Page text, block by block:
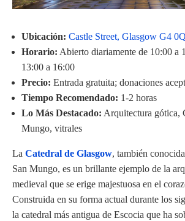
Ubicación: Castle Street, Glasgow G4
Horario: Abierto diariamente de 10:00 a
13:00 a 16:00
Precio: Entrada gratuita; donaciones
Tiempo Recomendado: 1-2 horas
Lo Más Destacado: Arquitectura gótica,
Mungo, vitrales
La Catedral de Glasgow, también
San Mungo, es un brillante ejemplo de la
medieval que se erige majestuosa en el
Construida en su forma actual durante los
la catedral más antigua de Escocia que ha